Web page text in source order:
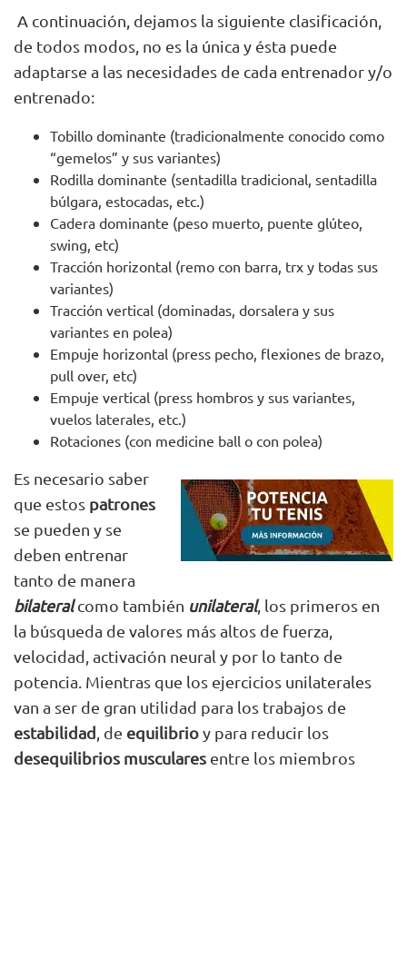
A continuación, dejamos la siguiente clasificación,
de todos modos, no es la única y ésta puede
adaptarse a las necesidades de cada entrenador y/o
entrenado:
Tobillo dominante (tradicionalmente conocido como
“gemelos” y sus variantes)
Rodilla dominante (sentadilla tradicional, sentadilla
búlgara, estocadas, etc.)
Cadera dominante (peso muerto, puente glúteo,
swing, etc)
Tracción horizontal (remo con barra, trx y todas sus
variantes)
Tracción vertical (dominadas, dorsalera y sus
variantes en polea)
Empuje horizontal (press pecho, flexiones de brazo,
pull over, etc)
Empuje vertical (press hombros y sus variantes,
vuelos laterales, etc.)
Rotaciones (con medicine ball o con polea)
Es necesario saber
que estos patrones
se pueden y se
deben entrenar
tanto de manera
bilateralcomo también unilateral, los primeros en
la búsqueda de valores más altos de fuerza,
velocidad, activación neural y por lo tanto de
potencia. Mientras que los ejercicios unilaterales
van a ser de gran utilidad para los trabajos de
estabilidad, de equilibrioy para reducir los
desequilibrios musculares entre los miembros